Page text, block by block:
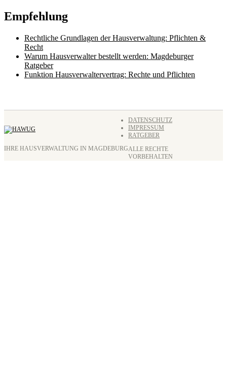
Empfehlung
Rechtliche Grundlagen der Hausverwaltung: Pflichten &
Recht
Warum Hausverwalter bestellt werden: Magdeburger
Ratgeber
Funktion Hausverwaltervertrag: Rechte und Pflichten
IHRE HAUSVERWALTUNG IN MAGDEBURG
DATENSCHUTZ
IMPRESSUM
RATGEBER
ALLE RECHTE
VORBEHALTEN